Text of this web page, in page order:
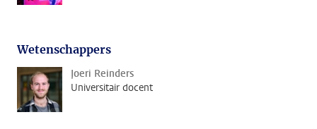
Wetenschappers
Joeri Reinders
Universitair docent